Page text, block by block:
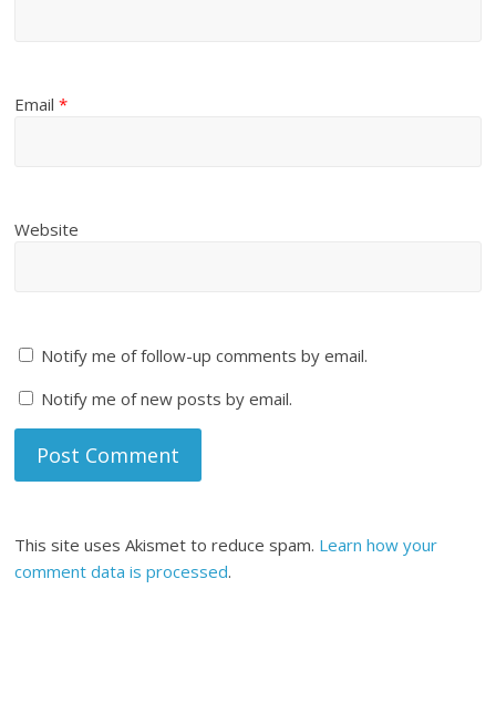
Email*
Website
Notify me of follow-up comments by email.
Notify me of new posts by email.
This site uses Akismet to reduce spam. Learn how your
comment data is processed.